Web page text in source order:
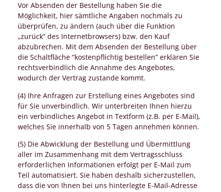
Vor Absenden der Bestellung haben Sie die
Möglichkeit, hier sämtliche Angaben nochmals zu
überprüfen, zu ändern (auch über die Funktion
„zurück” des Internetbrowsers) bzw. den Kauf
abzubrechen. Mit dem Absenden der Bestellung über
die Schaltfläche “kostenpflichtig bestellen” erklären Sie
rechtsverbindlich die Annahme des Angebotes,
wodurch der Vertrag zustande kommt.
(4) Ihre Anfragen zur Erstellung eines Angebotes sind
für Sie unverbindlich. Wir unterbreiten Ihnen hierzu
ein verbindliches Angebot in Textform (z.B. per E-Mail),
welches Sie innerhalb von 5 Tagen annehmen können.
(5) Die Abwicklung der Bestellung und Übermittlung
aller im Zusammenhang mit dem Vertragsschluss
erforderlichen Informationen erfolgt per E-Mail zum
Teil automatisiert. Sie haben deshalb sicherzustellen,
dass die von Ihnen bei uns hinterlegte E-Mail-Adresse